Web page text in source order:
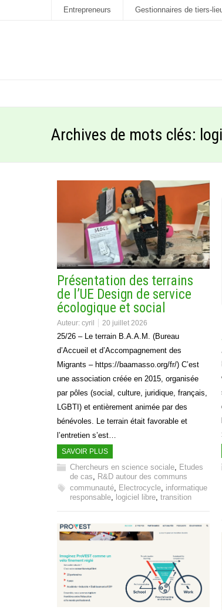
Entrepreneurs Gestionnaires de tiers-
Archives de mots clés:
Présentation des terrains
de l’UE Design de service
écologique et social
Auteur: cyril 20 juillet 2026
25/26 – Le terrain B.A.A.M. (Bureau
d’Accueil et d’Accompagnement des
Migrants – https://baamasso.org/fr/) C’est
une association créée en 2015, organisée
par pôles (social, culture, juridique, français,
LGBTI) et entièrement animée par des
bénévoles. Le terrain était favorable et
l’entretien s’est…
SAVOIR PLUS
Chercheurs en science sociale Etudes
de cas
R&D autour des communs
communauté Electrocycle informatique
responsable logiciel libre transition